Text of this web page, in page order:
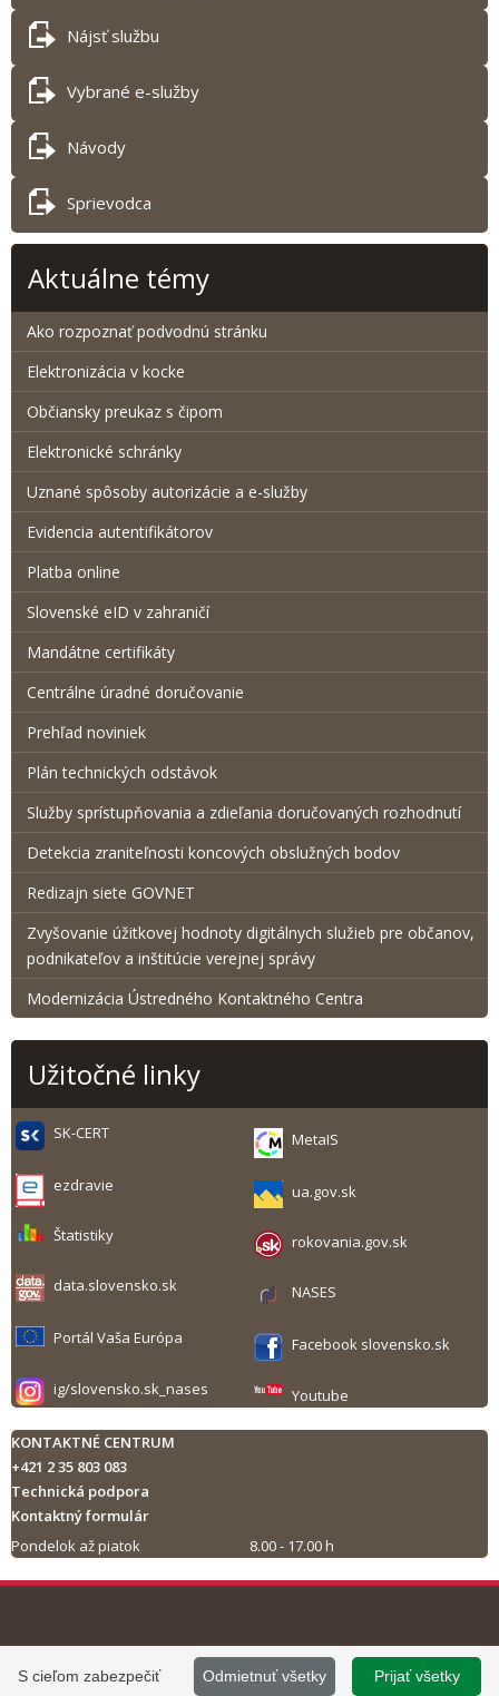
Nájsť službu
Vybrané e-služby
Návody
Sprievodca
Aktuálne témy
Ako rozpoznať podvodnú stránku
Elektronizácia v kocke
Občiansky preukaz s čipom
Elektronické schránky
Uznané spôsoby autorizácie a e-služby
Evidencia autentifikátorov
Platba online
Slovenské eID v zahraničí
Mandátne certifikáty
Centrálne úradné doručovanie
Prehľad noviniek
Plán technických odstávok
Služby sprístupňovania a zdieľania doručovaných rozhodnutí
Detekcia zraniteľnosti koncových obslužných bodov
Redizajn siete GOVNET
Zvyšovanie úžitkovej hodnoty digitálnych služieb pre občanov,
podnikateľov a inštitúcie verejnej správy
Modernizácia Ústredného Kontaktného Centra
Užitočné linky
SK-CERT MetaIS
ezdravie ua.gov.sk
Štatistiky rokovania.gov.sk
data.slovensko.sk NASES
Portál Vaša Európa Facebook slovensko.sk
ig/slovensko.sk_nases Youtube
KONTAKTNÉ CENTRUM
+421 2 35 803 083
Technická podpora
Kontaktný formulár
Pondelok až piatok
8.00 - 17.00 h
Tlač obsahu
©2013 - 2026, Slovensko.sk
Prevádzku stránky
Prijať všetky
Odmietnuť všetky
S cieľom zabezpečiť